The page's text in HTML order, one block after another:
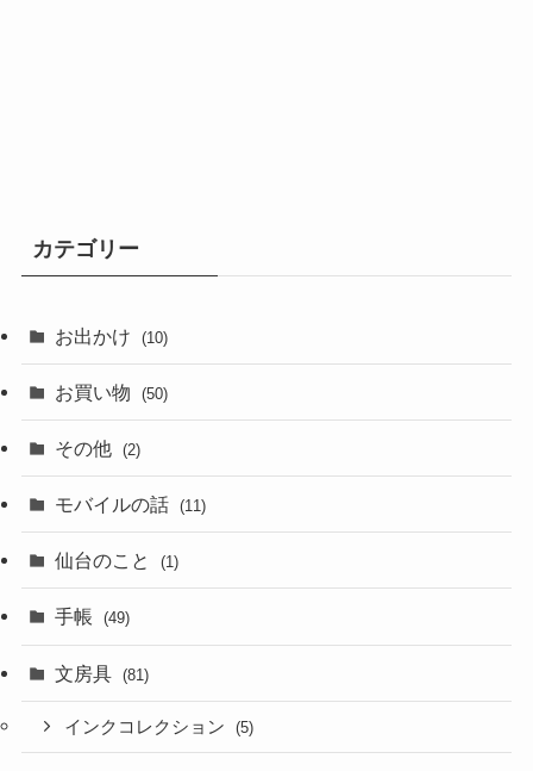
カテゴリー
お出かけ (10)
お買い物 (50)
その他 (2)
モバイルの話 (11)
仙台のこと (1)
手帳 (49)
文房具 (81)
インクコレクション (5)